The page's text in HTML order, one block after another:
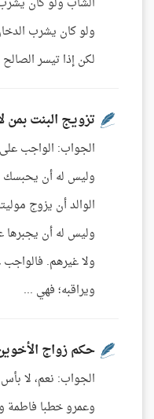
ولو كان يشرب
لكن إذا تيسر
تزويج البنت بمن
الجواب: الواجب
وليس له أن يحبسك
الوالد أن يزوج
وليس له أن يجبرها
ولا غيرهم. فالواجب
ويراقبه؛ فهي ...
حكم زواج
الجواب: نعم، لا
وعمرو خطبا فاطمة